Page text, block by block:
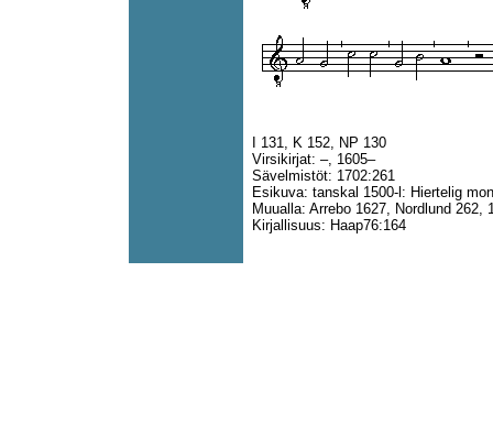
I 131, K 152, NP 130
Virsikirjat: –, 1605–
Sävelmistöt: 1702:261
Esikuva: tanskal 1500-l: Hiertelig
Muualla: Arrebo 1627, Nordlund 262,
Kirjallisuus: Haap76:164